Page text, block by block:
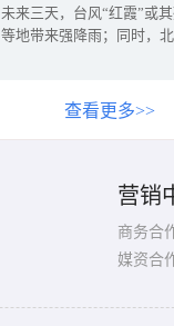
未来三天，台风“红霞”或
等地带来强降雨；同时，
查看更多>>
营销
商务合
媒资合